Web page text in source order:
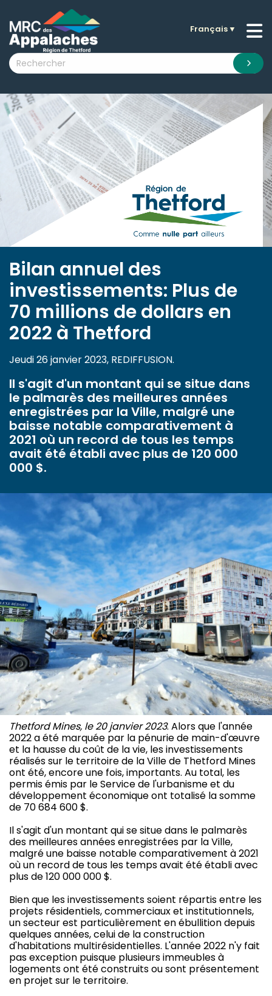
submenu (La MRC )
submenu (Citoyens )
submenu (Visiteurs )
submenu (Nouvelles )
submenu (Documentation )
Français▼
Bilan annuel des
investissements: Plus de
70 millions de dollars en
2022 à Thetford
Jeudi 26 janvier 2023, REDIFFUSION.
Il s'agit d'un montant qui se situe dans
le palmarès des meilleures années
enregistrées par la Ville, malgré une
baisse notable comparativement à
2021 où un record de tous les temps
avait été établi avec plus de 120 000
000 $.
Thetford Mines, le 20 janvier 2023. Alors que l'année
2022 a été marquée par la pénurie de main-d'œuvre
et la hausse du coût de la vie, les investissements
réalisés sur le territoire de la Ville de Thetford Mines
ont été, encore une fois, importants. Au total, les
permis émis par le Service de l'urbanisme et du
développement économique ont totalisé la somme
de 70 684 600 $.
Il s'agit d'un montant qui se situe dans le palmarès
des meilleures années enregistrées par la Ville,
malgré une baisse notable comparativement à 2021
où un record de tous les temps avait été établi avec
plus de 120 000 000 $.
Bien que les investissements soient répartis entre les
projets résidentiels, commerciaux et institutionnels,
un secteur est particulièrement en ébullition depuis
quelques années, celui de la construction
d'habitations multirésidentielles. L'année 2022 n'y fait
pas exception puisque plusieurs immeubles à
logements ont été construits ou sont présentement
en projet sur le territoire.